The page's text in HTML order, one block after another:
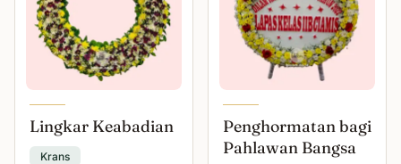
Lingkar Keabadian
Krans
Penghormatan bagi
Pahlawan Bangsa